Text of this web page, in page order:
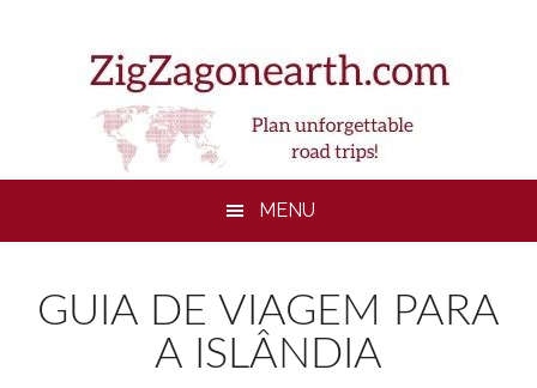
MENU
GUIA DE VIAGEM PARA
A ISLÂNDIA